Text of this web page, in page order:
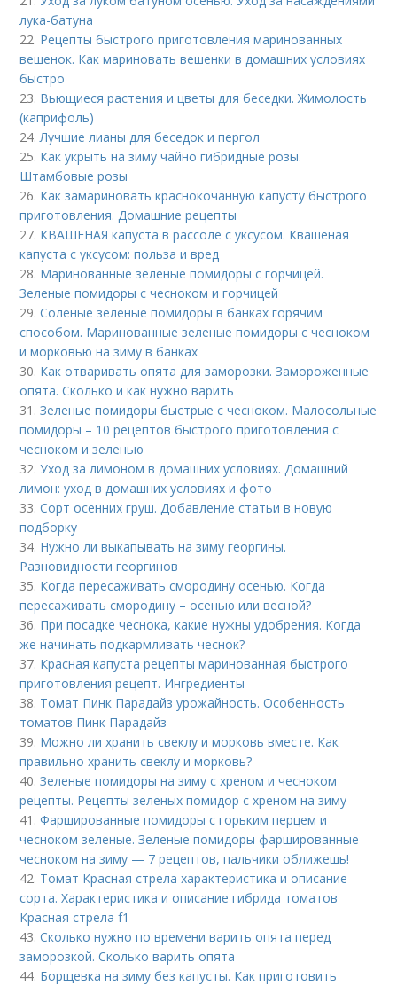
лука-батуна
22. Рецепты быстрого приготовления маринованных
вешенок. Как мариновать вешенки в домашних условиях
быстро
23. Вьющиеся растения и цветы для беседки. Жимолость
(каприфоль)
24.Лучшие лианы для беседок и пергол
25. Как укрыть на зиму чайно гибридные розы.
Штамбовые розы
26. Как замариновать краснокочанную капусту быстрого
приготовления. Домашние рецепты
27. КВАШЕНАЯ капуста в рассоле с уксусом. Квашеная
капуста с уксусом: польза и вред
28. Маринованные зеленые помидоры с горчицей.
Зеленые помидоры с чесноком и горчицей
29.Солёные зелёные помидоры в банках горячим
способом. Маринованные зеленые помидоры с чесноком
и морковью на зиму в банках
30. Как отваривать опята для заморозки. Замороженные
опята. Сколько и как нужно варить
31.Зеленые помидоры быстрые с чесноком. Малосольные
помидоры – 10 рецептов быстрого приготовления с
чесноком и зеленью
32.Уход за лимоном в домашних условиях. Домашний
лимон: уход в домашних условиях и фото
33.Сорт осенних груш. Добавление статьи в новую
подборку
34. Нужно ли выкапывать на зиму георгины.
Разновидности георгинов
35. Когда пересаживать смородину осенью. Когда
пересаживать смородину – осенью или весной?
36. При посадке чеснока, какие нужны удобрения. Когда
же начинать подкармливать чеснок?
37. Красная капуста рецепты маринованная быстрого
приготовления рецепт. Ингредиенты
38. Томат Пинк Парадайз урожайность. Особенность
томатов Пинк Парадайз
39. Можно ли хранить свеклу и морковь вместе. Как
правильно хранить свеклу и морковь?
40.Зеленые помидоры на зиму с хреном и чесноком
рецепты. Рецепты зеленых помидор с хреном на зиму
41.Фаршированные помидоры с горьким перцем и
чесноком зеленые. Зеленые помидоры фаршированные
чесноком на зиму — 7 рецептов, пальчики оближешь!
42. Томат Красная стрела характеристика и описание
сорта. Характеристика и описание гибрида томатов
Красная стрела f1
43.Сколько нужно по времени варить опята перед
заморозкой. Сколько варить опята
44. Борщевка на зиму без капусты. Как приготовить